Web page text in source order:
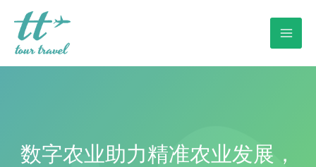
数字农业助力精准农业发展，